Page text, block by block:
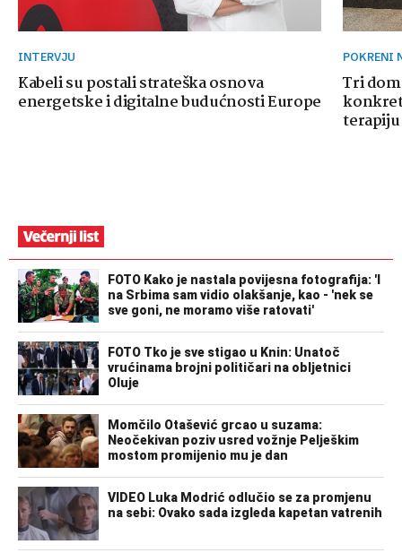
INTERVJU
Kabeli su postali strateška osnova
energetske i digitalne budućnosti Europe
POKRENI
Tri